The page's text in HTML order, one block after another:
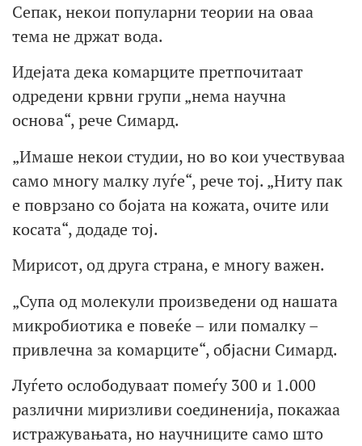
Сепак, некои популарни теории на оваа
тема не држат вода.
Идејата дека комарците претпочитаат
одредени крвни групи „нема научна
основа“, рече Симард.
„Имаше некои студии, но во кои учествуваа
само многу малку луѓе“, рече тој. „Ниту пак
е поврзано со бојата на кожата, очите или
косата“, додаде тој.
Мирисот, од друга страна, е многу важен.
„Супа од молекули произведени од нашата
микробиотика е повеќе – или помалку –
привлечна за комарците“, објасни Симард.
Луѓето ослободуваат помеѓу 300 и 1.000
различни миризливи соединенија, покажаа
истражувањата, но научниците само што